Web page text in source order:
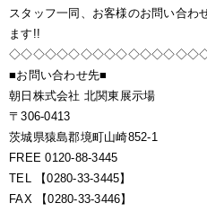
スタッフ一同、お客様のお問い合わ
ます!!
■お問い合わせ先■
朝日株式会社 北関東展示場
〒306-0413
茨城県猿島郡境町山崎852-1
FREE 0120-88-3445
TEL 【0280-33-3445】
FAX 【0280-33-3446】